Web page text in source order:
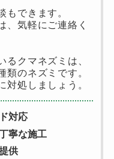
もできます。
、気軽にご連絡く
るクマネズミは、
類のネズミです。
対処しましょう。
対応
寧な施工
供